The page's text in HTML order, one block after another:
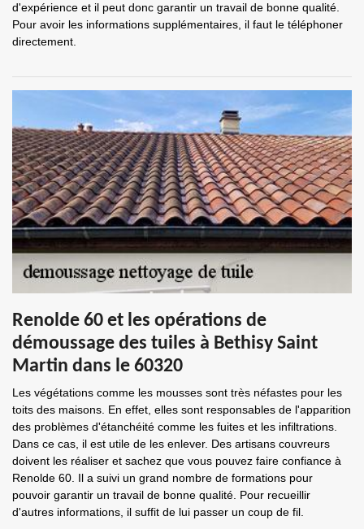
d'expérience et il peut donc garantir un travail de bonne qualité.
Pour avoir les informations supplémentaires, il faut le téléphoner
directement.
Renolde 60 et les opérations de
démoussage des tuiles à Bethisy Saint
Martin dans le 60320
Les végétations comme les mousses sont très néfastes pour les
toits des maisons. En effet, elles sont responsables de l'apparition
des problèmes d'étanchéité comme les fuites et les infiltrations.
Dans ce cas, il est utile de les enlever. Des artisans couvreurs
doivent les réaliser et sachez que vous pouvez faire confiance à
Renolde 60. Il a suivi un grand nombre de formations pour
pouvoir garantir un travail de bonne qualité. Pour recueillir
d'autres informations, il suffit de lui passer un coup de fil.